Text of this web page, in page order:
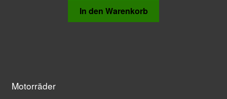
In den Warenkorb
Motorräder